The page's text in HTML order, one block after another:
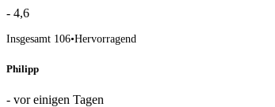
- 4,6
Insgesamt 106•Hervorragend
Philipp
- vor einigen Tagen